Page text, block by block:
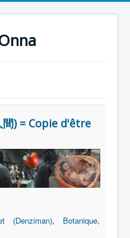
) = Copie d'être
(Denziman), Botanique,